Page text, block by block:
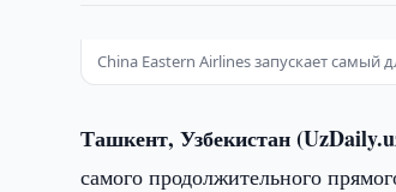
China Eastern Airlines запускает
Ташкент, Узбекистан
самого продолжительного